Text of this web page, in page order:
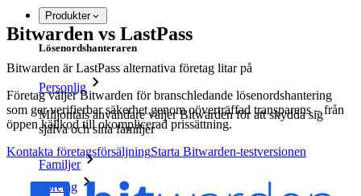
Produkter
Lösenordshanteraren
Personlig
Miljontals användare väljer Bitwarden för att skydda sig
själva och sina familjer
Familjer
Företag
Bitwarden vs LastPass
Bitwarden är LastPass alternativa företag litar på
Företag väljer Bitwarden för branschledande lösenordshantering
som ger verifierbar säkerhet genom oöverträffad transparens – från
öppen källkod till okomplicerad prissättning.
Kontakta företagsförsäljningStarta Bitwarden-testversionen